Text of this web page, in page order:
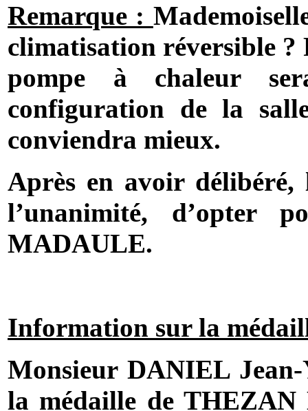
Remarque :
climatisation réversible ?
pompe à chaleur
configuration de la
conviendra mieux.
Après en avoir
l’unanimité, d’opter
MADAULE.
Information sur la
Monsieur DANIEL Jean-
la médaille de THEZAN